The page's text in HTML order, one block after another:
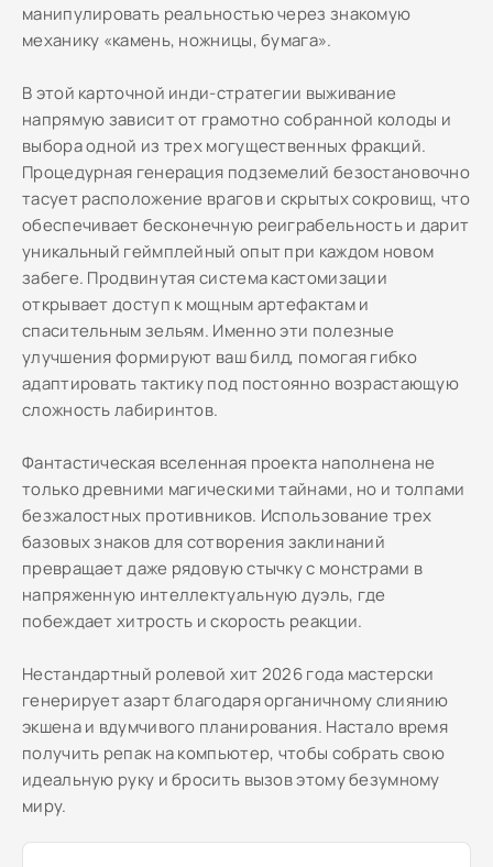
манипулировать реальностью через знакомую
механику «камень, ножницы, бумага».
В этой карточной инди-стратегии выживание
напрямую зависит от грамотно собранной колоды и
выбора одной из трех могущественных фракций.
Процедурная генерация подземелий безостановочно
тасует расположение врагов и скрытых сокровищ, что
обеспечивает бесконечную реиграбельность и дарит
уникальный геймплейный опыт при каждом новом
забеге. Продвинутая система кастомизации
открывает доступ к мощным артефактам и
спасительным зельям. Именно эти полезные
улучшения формируют ваш билд, помогая гибко
адаптировать тактику под постоянно возрастающую
сложность лабиринтов.
Фантастическая вселенная проекта наполнена не
только древними магическими тайнами, но и толпами
безжалостных противников. Использование трех
базовых знаков для сотворения заклинаний
превращает даже рядовую стычку с монстрами в
напряженную интеллектуальную дуэль, где
побеждает хитрость и скорость реакции.
Нестандартный ролевой хит 2026 года мастерски
генерирует азарт благодаря органичному слиянию
экшена и вдумчивого планирования. Настало время
получить репак на компьютер, чтобы собрать свою
идеальную руку и бросить вызов этому безумному
миру.